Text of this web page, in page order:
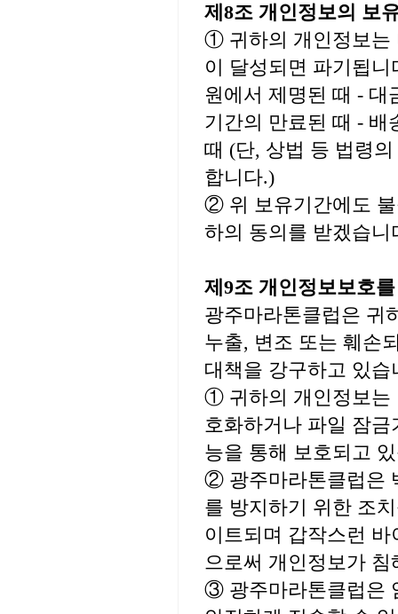
제8조 개인정보의 보
① 귀하의 개인정보는
이 달성되면 파기됩
원에서 제명된 때 - 대
기간의 만료된 때 - 배
때 (단, 상법 등 법령
합니다.)
② 위 보유기간에도
하의 동의를 받겠습니
제9조 개인정보보호
광주마라톤클럽은 귀
누출, 변조 또는 훼손
대책을 강구하고 있습
① 귀하의 개인정보는
호화하거나 파일 잠
능을 통해 보호되고
② 광주마라톤클럽은
를 방지하기 위한 조
이트되며 갑작스런
으로써 개인정보가
③ 광주마라톤클럽은